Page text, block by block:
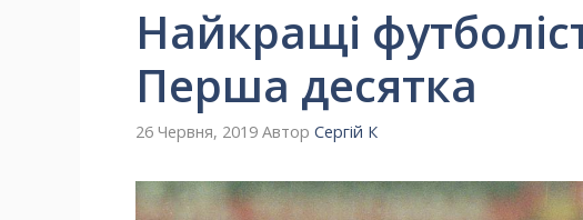
Найкращі
Перша десятка
26 Червня, 2019 Автор Сергій К